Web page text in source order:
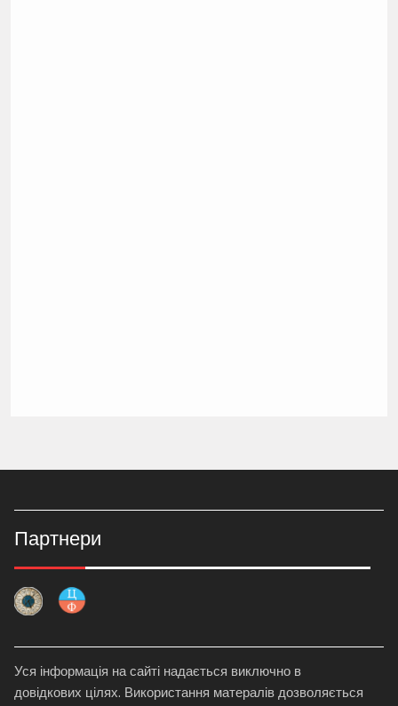
Партнери
Уся інформація на сайті надається виключно в
довідкових цілях. Використання матералів дозволяється